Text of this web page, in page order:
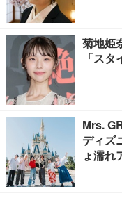
菊地姫
「ス
Mrs.
ディズ
ょ濡れ